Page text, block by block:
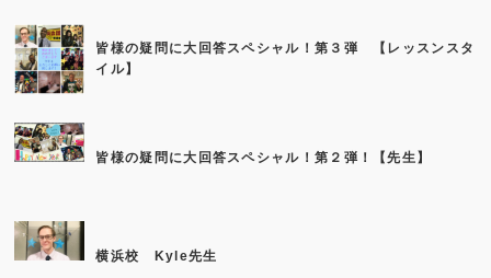
皆様の疑問に大回答スペシャル！第３弾 【レッスンスタ
イル】
皆様の疑問に大回答スペシャル！第２弾！【先生】
横浜校 Kyle先生